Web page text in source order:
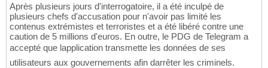
Après plusieurs jours d'interrogatoire, il a été inculpé de
plusieurs chefs d'accusation pour n'avoir pas limité les
contenus extrémistes et terroristes et a été libéré contre une
caution de 5 millions d'euros. En outre, le PDG de Telegram a
accepté que lapplication transmette les données de ses
utilisateurs aux gouvernements afin darrêter les criminels.